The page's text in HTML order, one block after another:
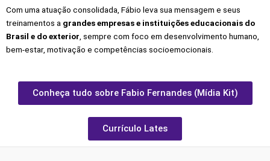
Com uma atuação consolidada, Fábio leva sua mensagem e seus
treinamentos a grandes empresas e instituições educacionais do
Brasil e do exterior, sempre com foco em desenvolvimento humano,
bem-estar, motivação e competências socioemocionais.
Conheça tudo sobre Fabio Fernandes (Mídia Kit)
Currículo Lates